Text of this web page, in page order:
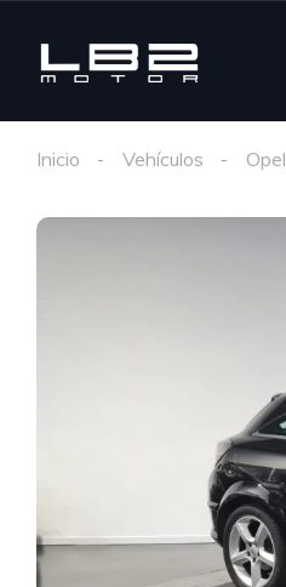
Inicio Vehículos Opel